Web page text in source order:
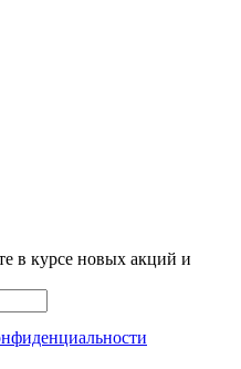
в курсе новых акций и